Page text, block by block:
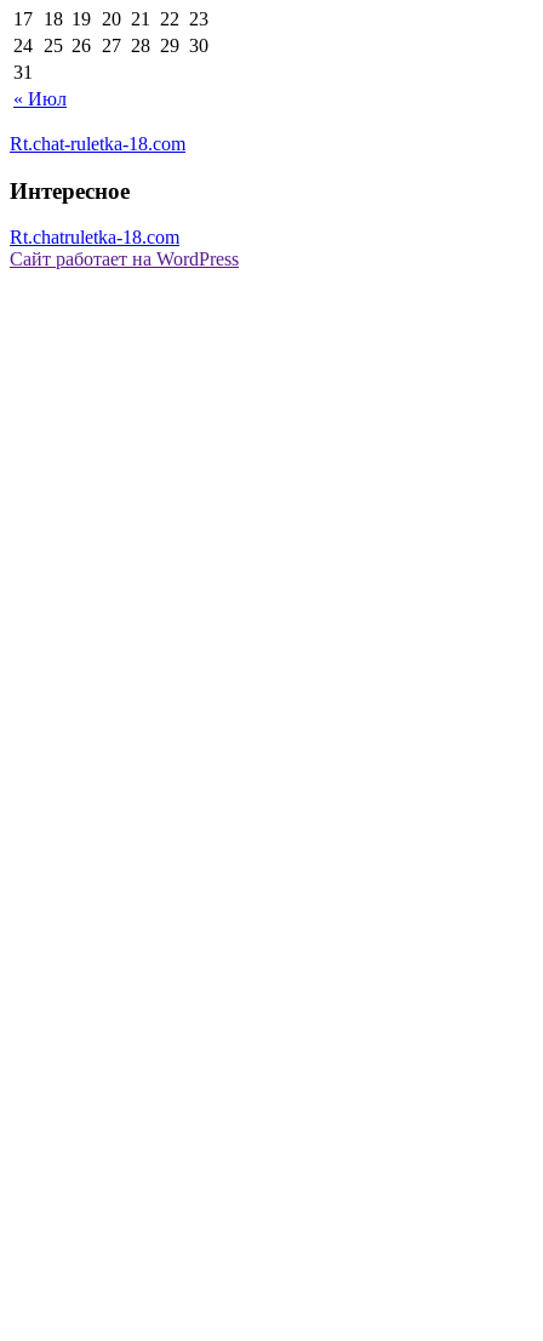
« Июл
17 18 19 20 21 22 23
24 25 26 27 28 29 30
31
Rt.chat-ruletka-18.com
Интересное
Rt.chatruletka-18.com
Сайт работает на WordPress